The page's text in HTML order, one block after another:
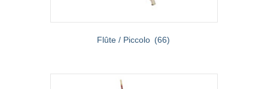
Flûte / Piccolo (66)